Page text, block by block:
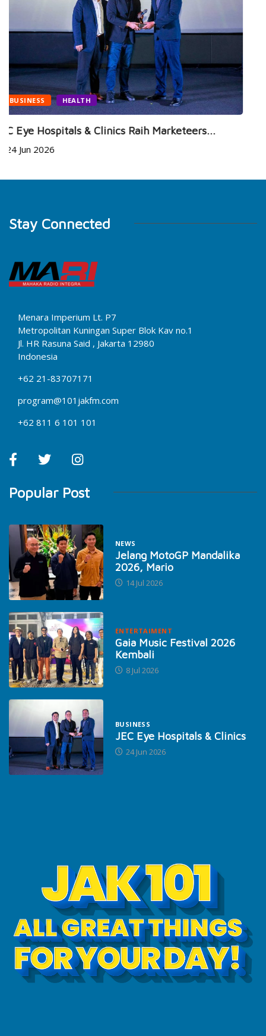
NEWS SPORTS
Jelang MotoGP Mandalika 2026, Mario Aji
14 Jul 2026
Stay Connected
Menara Imperium Lt. P7
Metropolitan Kuningan Super Blok Kav no.1
Jl. HR Rasuna Said , Jakarta 12980
Indonesia
+62 21-83707171
program@101jakfm.com
+62 811 6 101 101
Popular Post
NEWS
Jelang MotoGP Mandalika
2026, Mario
14 Jul 2026
ENTERTAIMENT
Gaia Music Festival 2026
Kembali
8 Jul 2026
BUSINESS
JEC Eye Hospitals & Clinics
24 Jun 2026